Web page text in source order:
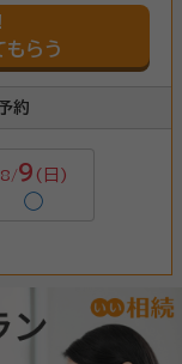
もらう
約
8/9 (日)
◯